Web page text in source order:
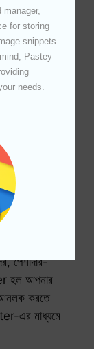
এবং
করা হয়েছে।
定上海力
এবং
এবং
করুন।
এবং উন্নয়ন
করুন।
নবীনই
পেশাদার-
হল আপনার
আনলক করতে
এর মাধ্যমে
for storing
snippets.
Pastey
needs.